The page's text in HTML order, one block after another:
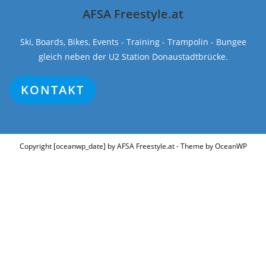
AFSA Freestyle.at
Ski, Boards, Bikes, Events - Training - Trampolin - Bungee
gleich neben der U2 Station Donaustadtbrücke.
KONTAKT
Copyright [oceanwp_date] by AFSA Freestyle.at - Theme by OceanWP